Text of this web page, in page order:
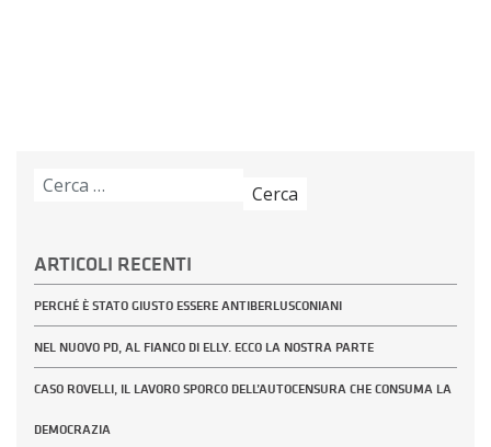
Ricerca
ARTICOLI RECENTI
PERCHÉ È STATO GIUSTO ESSERE ANTIBERLUSCONIANI
NEL NUOVO PD, AL FIANCO DI ELLY. ECCO LA NOSTRA PARTE
CASO ROVELLI, IL LAVORO SPORCO DELL’AUTOCENSURA CHE CONSUMA LA
DEMOCRAZIA